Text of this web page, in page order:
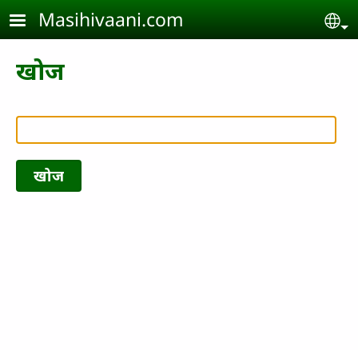
Skip to main content
Masihivaani.com
खोज